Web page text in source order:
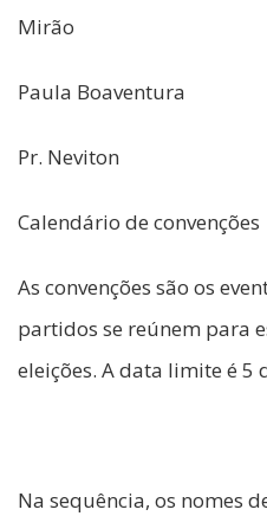
Mirão
Paula Boaventura
Pr. Neviton
Calendário de convenções
As convenções são os
partidos se reúnem para
eleições. A data limite é 5
Na sequência, os nomes